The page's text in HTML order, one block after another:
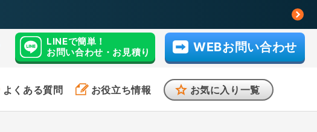
LINEで簡単！
お問い合わせ・お見積り
WEBお問い合わせ
よくある質問 お役立ち情報 お気に入り一覧